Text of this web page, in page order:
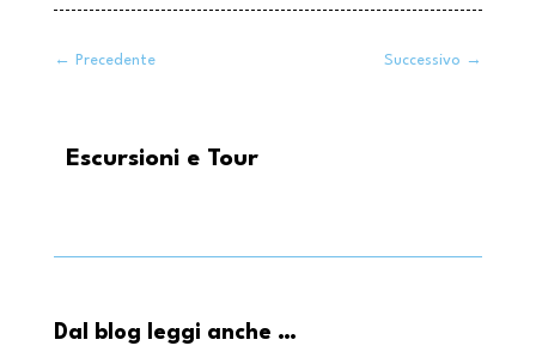
← Precedente Successivo →
Escursioni e Tour
Dal blog leggi anche …